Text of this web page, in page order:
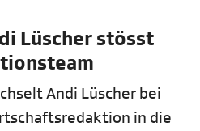
Lüscher stösst
Andi Lüscher bei
in die